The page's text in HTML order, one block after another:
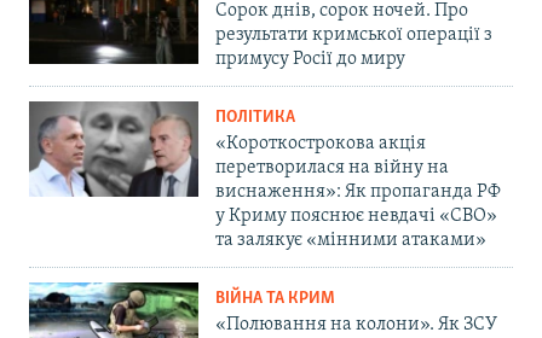
Сорок днів, сорок ночей. Про
результати кримської операції з
примусу Росії до миру
ПОЛІТИКА
«Короткострокова акція
перетворилася на війну на
виснаження»: Як пропаганда РФ
у Криму пояснює невдачі «СВО»
та залякує «мінними атаками»
ВІЙНА ТА КРИМ
«Полювання на колони». Як ЗСУ